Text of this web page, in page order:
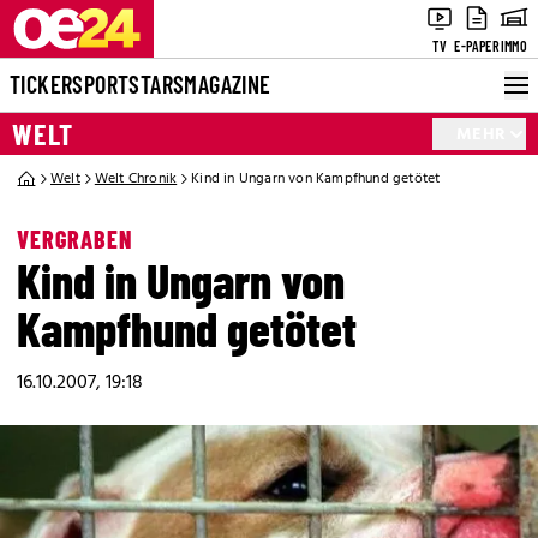
TV E-PAPERIMMO
TICKERSPORTSTARSMAGAZINE
WELT
Welt Welt Chronik Kind in Ungarn von Kampfhund getötet
VERGRABEN
Kind in Ungarn von
Kampfhund getötet
16.10.2007, 19:18